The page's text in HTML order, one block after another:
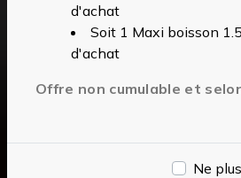
d'achat
Soit 1 Maxi boisson
d'achat
Offre non cumulable et
Ne